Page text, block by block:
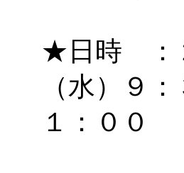
★日時 ：
（水）９
１：００